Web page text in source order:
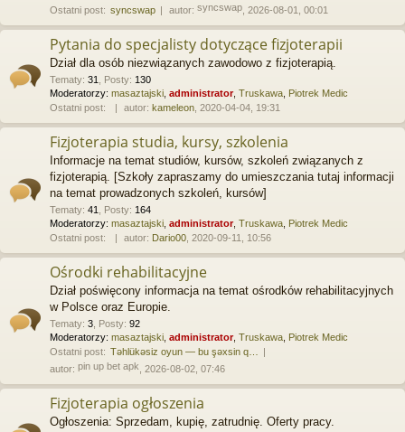
Ostatni post: syncswap autor: syncswap , 2026-08-01, 00:01
Pytania do specjalisty dotyczące fizjoterapii
Dział dla osób niezwiązanych zawodowo z fizjoterapią.
Tematy: 31 Posty: 130
Moderatorzy: masaztajski administrator, Truskawa Piotrek Medic
Ostatni post:
autor: kameleon , 2020-04-04, 19:31
Fizjoterapia studia, kursy, szkolenia
Informacje na temat studiów, kursów, szkoleń związanych z
fizjoterapią. [Szkoły zapraszamy do umieszczania tutaj informacji
na temat prowadzonych szkoleń, kursów]
Tematy: 41 Posty: 164
Moderatorzy: masaztajski administrator, Truskawa Piotrek Medic
Ostatni post:
autor: Dario00 , 2020-09-11, 10:56
Ośrodki rehabilitacyjne
Dział poświęcony informacja na temat ośrodków rehabilitacyjnych
w Polsce oraz Europie.
Tematy: 3 Posty: 92
Moderatorzy: masaztajski administrator, Truskawa Piotrek Medic
Ostatni post: Təhlükəsiz oyun — bu şəxsin q…
autor: pin up bet apk , 2026-08-02, 07:46
Fizjoterapia ogłoszenia
Ogłoszenia: Sprzedam, kupię, zatrudnię. Oferty pracy.